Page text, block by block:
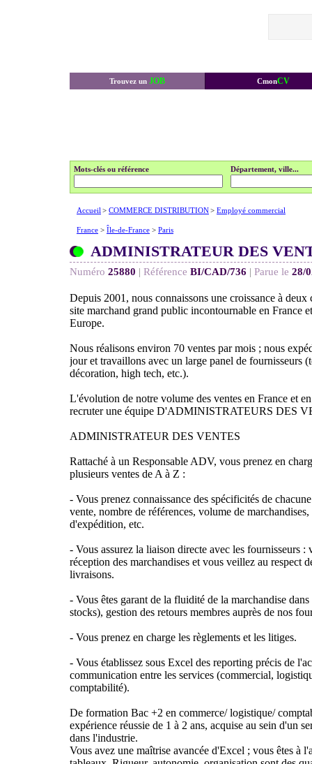
Trouvez un JOB CmonCV
Mots-clés ou référence Département, ville...
Accueil > COMMERCE DISTRIBUTION> Employé commercial
France > Île-de-France > Paris
ADMINISTRATEUR DES
Numéro 25880 | Référence BI/CAD/736 | Parue le 28/
Depuis 2001, nous connaissons une croissance à
site marchand grand public incontournable en France
Europe.
Nous réalisons environ 70 ventes par mois ; nous
jour et travaillons avec un large panel de fournisseurs
décoration, high tech, etc.).
L'évolution de notre volume des ventes en France et
recruter une équipe D'ADMINISTRATEURS DES
ADMINISTRATEUR DES VENTES
Rattaché à un Responsable ADV, vous prenez en
plusieurs ventes de A à Z :
- Vous prenez connaissance des spécificités de
vente, nombre de références, volume de
d'expédition, etc.
- Vous assurez la liaison directe avec les fournisseurs :
réception des marchandises et vous veillez au respect
livraisons.
- Vous êtes garant de la fluidité de la marchandise
stocks), gestion des retours membres auprès de nos
- Vous prenez en charge les règlements et les litiges.
- Vous établissez sous Excel des reporting précis de
communication entre les services (commercial,
comptabilité).
De formation Bac +2 en commerce/ logistique/
expérience réussie de 1 à 2 ans, acquise au sein d'un
dans l'industrie.
Vous avez une maîtrise avancée d'Excel ; vous êtes à